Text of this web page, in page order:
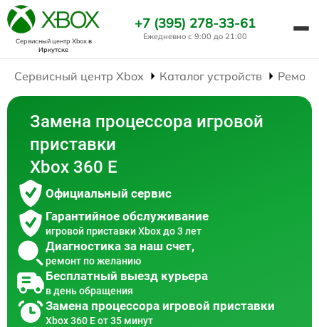
Сервисный центр Xboxв
Иркутске
+7 (395) 278-33-61
Ежедневно с 9:00 до 21:00
Сервисный центр Xbox Каталог устройств
Замена процессора игровой
приставки
Xbox 360 E
Официальный сервис
Гарантийное обслуживание
игровой приставки Xbox до 3 лет
Диагностика за наш счет,
ремонт по желанию
Бесплатный выезд курьера
в день обращения
Замена процессора игровой приставки
Xbox 360 E от 35 минут